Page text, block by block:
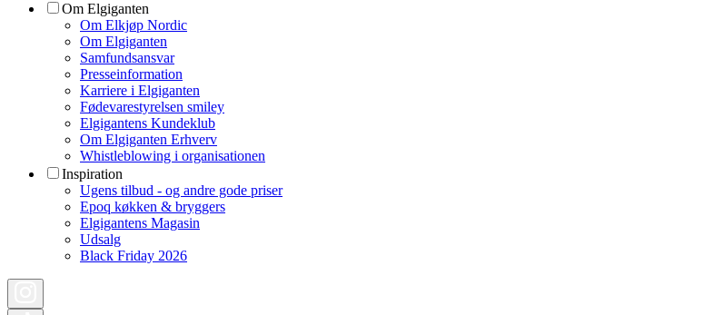
Om Elgiganten
Om Elkjøp Nordic
Om Elgiganten
Samfundsansvar
Presseinformation
Karriere i Elgiganten
Fødevarestyrelsen smiley
Elgigantens Kundeklub
Om Elgiganten Erhverv
Whistleblowing i organisationen
Inspiration
Ugens tilbud - og andre gode priser
Epoq køkken & bryggers
Elgigantens Magasin
Udsalg
Black Friday 2026